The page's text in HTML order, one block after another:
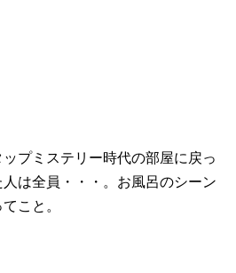
ップミステリー時代の部屋に戻っ
は全員・・・。お風呂のシーン
こと。